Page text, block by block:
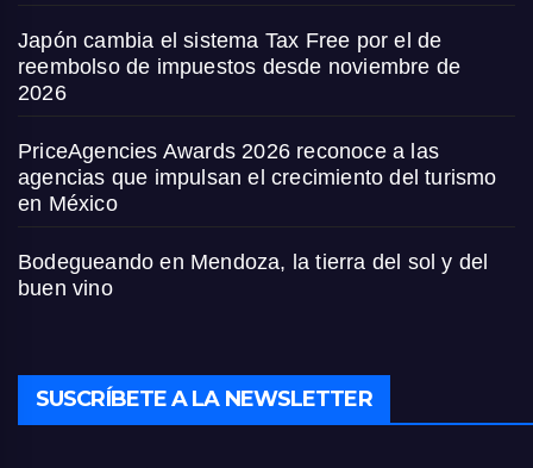
Japón cambia el sistema Tax Free por el de
reembolso de impuestos desde noviembre de
2026
PriceAgencies Awards 2026 reconoce a las
agencias que impulsan el crecimiento del turismo
en México
Bodegueando en Mendoza, la tierra del sol y del
buen vino
SUSCRÍBETE A LA NEWSLETTER